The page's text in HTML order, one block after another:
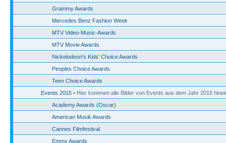
Grammy Awards
Mercedes Benz Fashion Week
MTV Video-Music-Awards
MTV Movie Awards
Nickelodeon's Kids' Choice Awards
Peoples Choice Awards
Teen Choice Awards
Events 2015 • Hier kommen alle Bilder von Events aus dem Jahr 2015
Academy Awards (Oscar)
American Musik Awards
Cannes Filmfestival
Emmy Awards